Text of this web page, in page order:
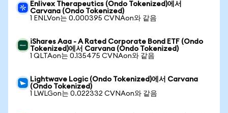
Enlivex Therapeutics (Ondo Tokenized)에서
Carvana (Ondo Tokenized)
1 ENLVon는 0.000395 CVNAon와 같음
iShares Aaa - A Rated Corporate Bond ETF (Ondo
Tokenized)에서 Carvana (Ondo Tokenized)
1 QLTAon는 0.135475 CVNAon와 같음
Lightwave Logic (Ondo Tokenized)에서 Carvana
(Ondo Tokenized)
1 LWLGon는 0.022332 CVNAon와 같음